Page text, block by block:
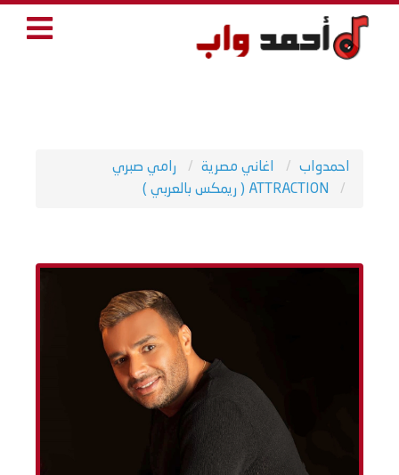
احمدواب اغاني مصرية
رامي صبري
ATTRACTION ( ريمكس بالعربي )